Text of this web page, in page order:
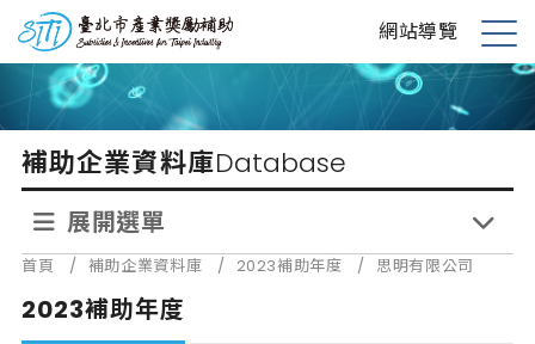
到
內
台北市產業獎勵補助 網站導覽
展
單
補助企業資料庫Database
展開選單
首頁 / 補助企業資料庫 / 2023補助年度 / 思明有限公司
2023補助年度